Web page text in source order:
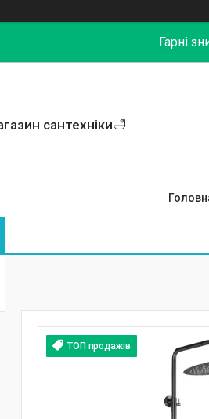
Гарні
сантехніки🛁
ТОП продажів